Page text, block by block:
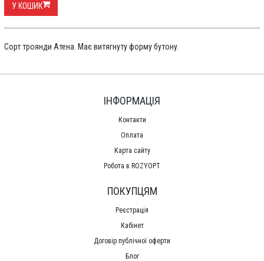
У КОШИК
Сорт троянди Атена. Має витягнуту форму бутону.
ІНФОРМАЦІЯ
Контакти
Оплата
Карта сайту
Робота в ROZYOPT
ПОКУПЦЯМ
Реєстрація
Кабінет
Договір публічної оферти
Блог